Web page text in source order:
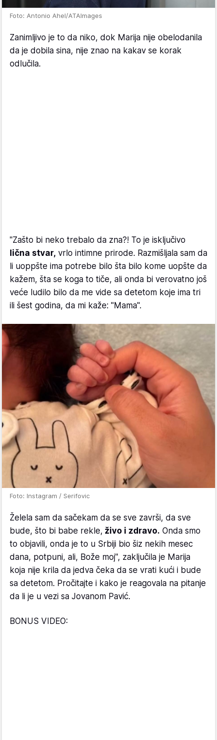
Foto: Antonio Ahel/ATAImages
Zanimljivo je to da niko, dok Marija nije obelodanila
da je dobila sina, nije znao na kakav se korak
odlučila.
"Zašto bi neko trebalo da zna?! To je isključivo
lična stvar, vrlo intimne prirode. Razmišljala sam da
li uoppšte ima potrebe bilo šta bilo kome uopšte da
kažem, šta se koga to tiče, ali onda bi verovatno još
veće ludilo bilo da me vide sa detetom koje ima tri
ili šest godina, da mi kaže: "Mama".
Foto: Instagram / Serifovic
Želela sam da sačekam da se sve završi, da sve
bude, što bi babe rekle, živo i zdravo. Onda smo
to objavili, onda je to u Srbiji bio šiz nekih mesec
dana, potpuni, ali, Bože moj", zaključila je Marija
koja nije krila da jedva čeka da se vrati kući i bude
sa detetom. Pročitajte i kako je reagovala na pitanje
da li je u vezi sa Jovanom Pavić.
BONUS VIDEO: